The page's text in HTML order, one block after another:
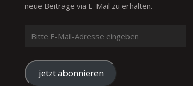
neue Beiträge via E-Mail zu erhalten.
Mail-
Adressejetzt abonnieren